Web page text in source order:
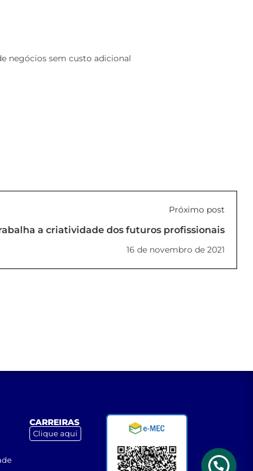
negócios sem custo adicional
Próximo post
a criatividade dos futuros profissionais
16 de novembro de 2021
CARREIRAS
Clique aqui